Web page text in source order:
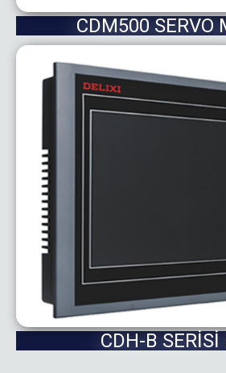
CDM500 SERVO
CDH-B SERİSİ